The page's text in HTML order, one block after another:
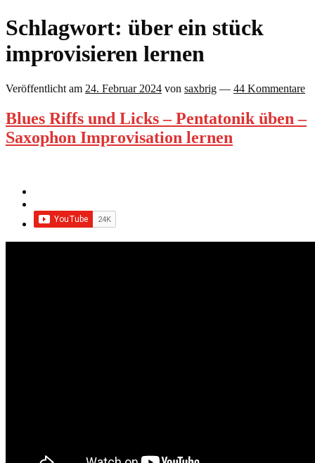
Schlagwort: über ein stück
improvisieren lernen
Veröffentlicht am 24. Februar 2024 von saxbrig — 44 Kommentare
Blues Riffs und Licks – Pentatonik üben –
Saxophon Improvisation lernen